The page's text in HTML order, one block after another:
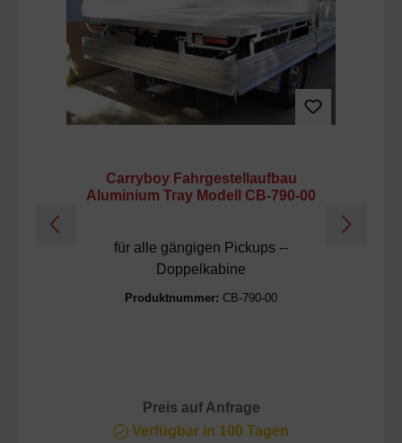
Carryboy Fahrgestellaufbau
Aluminium Tray Modell CB-790-00
für alle gängigen Pickups --
Doppelkabine
Produktnummer: CB-790-00
Preis auf Anfrage
Verfügbar in 100 Tagen